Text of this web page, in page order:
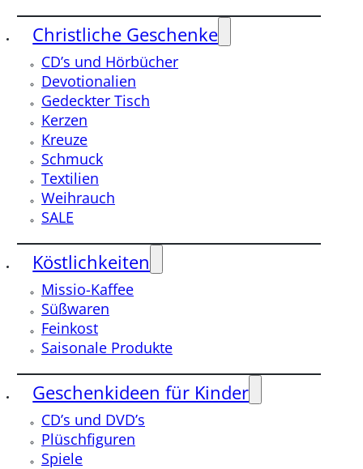
Christliche Geschenke
CD’s und Hörbücher
Devotionalien
Gedeckter Tisch
Kerzen
Kreuze
Schmuck
Textilien
Weihrauch
SALE
Köstlichkeiten
Missio-Kaffee
Süßwaren
Feinkost
Saisonale Produkte
Geschenkideen für Kinder
CD’s und DVD’s
Plüschfiguren
Spiele